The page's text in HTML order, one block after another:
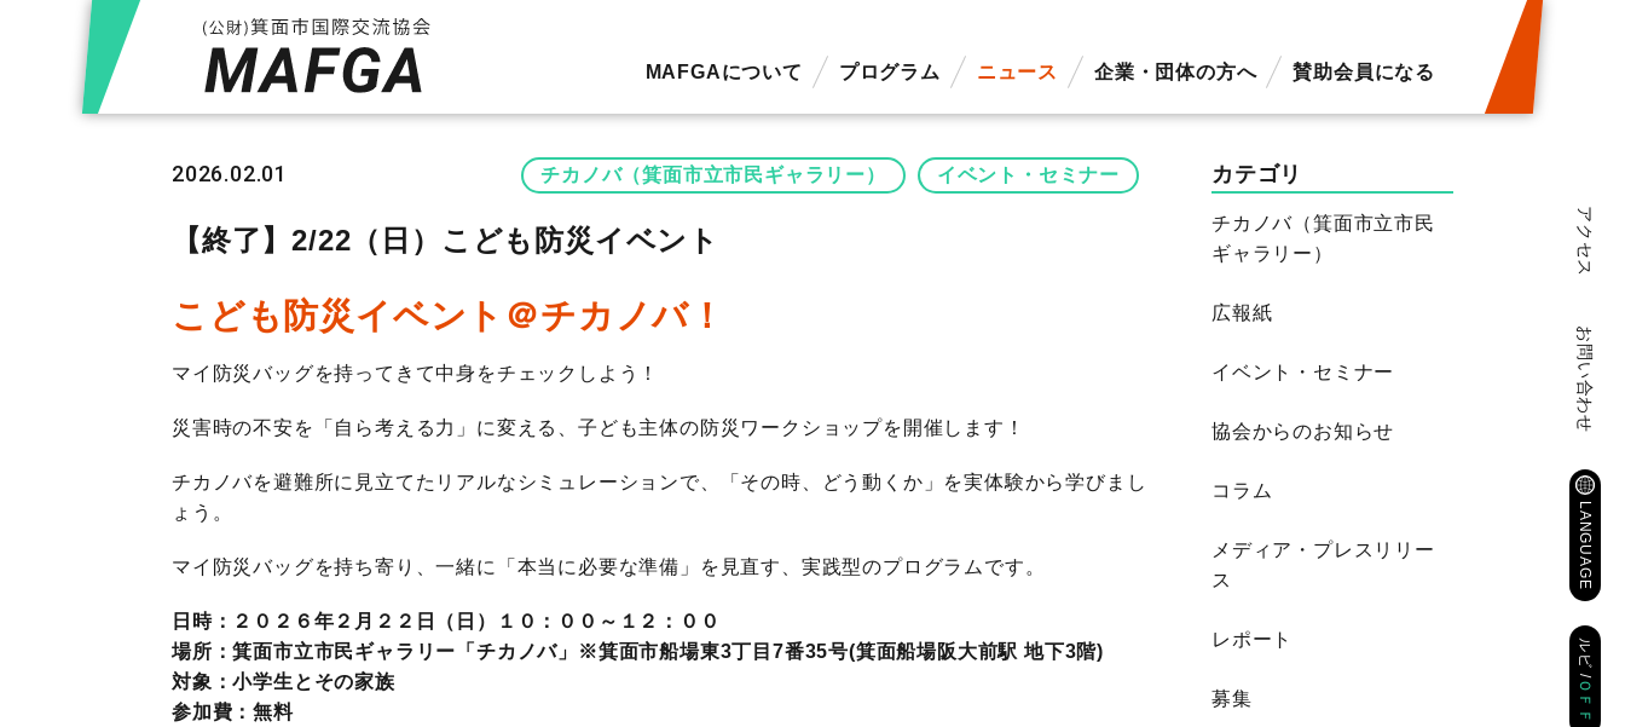
MAFGAについて プログラム ニュース 企業・団体の方へ 賛助会員になる
アクセス
お問い合わせ
LANGUAGE
ルビ /
ＯＦＦ
2026.02.01 チカノバ（箕面市立市民ギャラリー） イベント・セミナー
【終了】2/22（日）こども防災イベント
こども防災イベント＠チカノバ！
マイ防災バッグを持ってきて中身をチェックしよう！
災害時の不安を「自ら考える力」に変える、子ども主体の防災ワークショップを開催します！
チカノバを避難所に見立てたリアルなシミュレーションで、「その時、どう動くか」を実体験から学びまし
ょう。
マイ防災バッグを持ち寄り、一緒に「本当に必要な準備」を見直す、実践型のプログラムです。
日時：２０２６年２月２２日（日）１０：００～１２：００
場所：箕面市立市民ギャラリー「チカノバ」※箕面市船場東3丁目7番35号(箕面船場阪大前駅 地下3階)
対象：小学生とその家族
参加費：無料
カテゴリ
チカノバ（箕面市立市民
ギャラリー）
広報紙
イベント・セミナー
協会からのお知らせ
コラム
メディア・プレスリリー
ス
レポート
募集